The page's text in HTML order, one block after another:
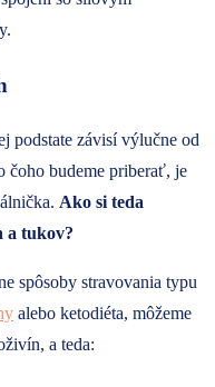
podstate závisí výlučne od
čoho budeme priberať, je
Ako si teda
a tukov?
spôsoby stravovania typu
alebo ketodiéta, môžeme
a teda: